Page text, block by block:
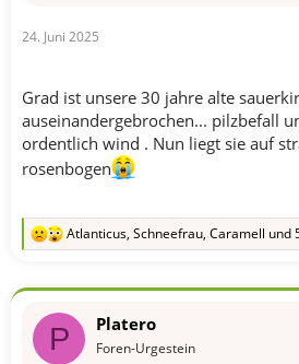
:
24. Juni 2025
Grad ist unsere 30 jahre alte
auseinandergebrochen... pilzbefall
ordentlich wind . Nun liegt sie auf
rosenbogen
R
k
o
Atlanticus, Schneefrau, Caramell und
P Platero
Foren-Urgestein